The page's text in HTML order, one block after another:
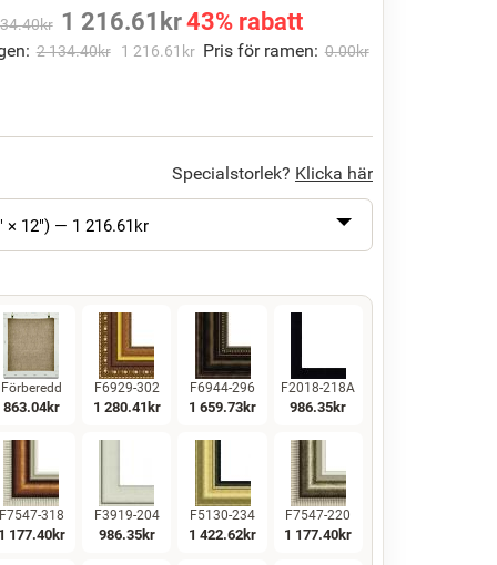
kr 1 216.61 kr43% rabatt
2 134.40kr 1 216.61 kr Pris för ramen: 0.00kr
Specialstorlek? Klicka här
× 12") — 1 216.61kr
Förberedd
863.04kr
F6929-302
1 280.41 kr
F6944-296
1 659.73kr
F2018-218A
986.35kr
F7547-318
1 177.40kr
F3919-204
986.35kr
F5130-234
1 422.62kr
F7547-220
1 177.40kr